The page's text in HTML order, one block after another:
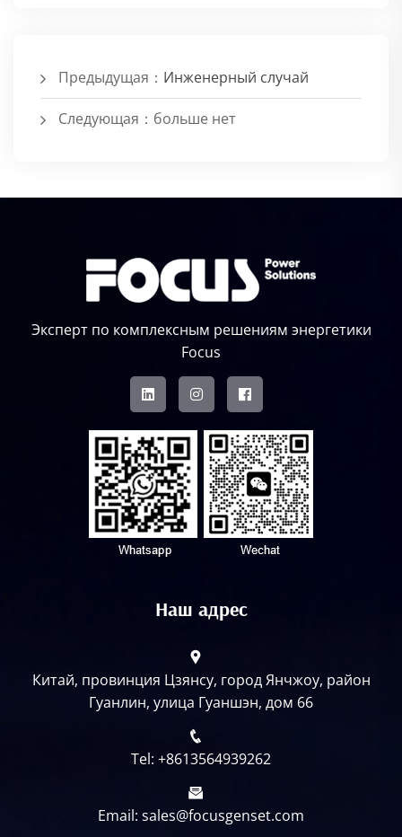
Предыдущая： Инженерный случай
Следующая：больше нет
Эксперт по комплексным решениям энергетики
Focus
Наш адрес
Китай, провинция Цзянсу, город Янчжоу, район
Гуанлин, улица Гуаншэн, дом 66
Tel: +8613564939262
Email: sales@focusgenset.com